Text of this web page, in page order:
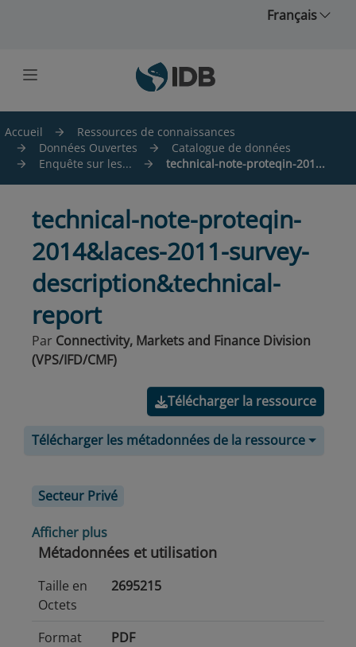
Français
Accueil
Ressources de connaissances
Données Ouvertes
Catalogue de données
Enquête sur les...
technical-note-proteqin-201...
technical-note-proteqin-
2014&laces-2011-survey-
description&technical-
report
Par Connectivity, Markets and Finance Division
(VPS/IFD/CMF)
Télécharger la ressource
Télécharger les métadonnées de la ressource
Secteur Privé
Afficher plus
Métadonnées et utilisation
Taille en
Octets
2695215
Format
PDF